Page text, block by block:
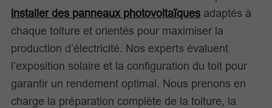
installer des panneaux photovoltaïques adaptés à
chaque toiture et orientés pour maximiser la
production d’électricité. Nos experts évaluent
l’exposition solaire et la configuration du toit pour
garantir un rendement optimal. Nous prenons en
charge la préparation complète de la toiture, la